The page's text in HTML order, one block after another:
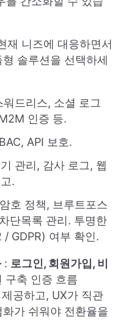
재 니즈에 대응하면서
솔루션을 선택하세
워드리스, 소셜 로그
인증 등.
API 보호.
관리, 감사 로그, 웹
.
호 정책, 브루트포스
단목록 관리. 투명한
GDPR) 여부 확인.
: 로그인, 회원가입, 비
구축 인증 흐름
공하고, UX가 직관
가 쉬워야 전환율을